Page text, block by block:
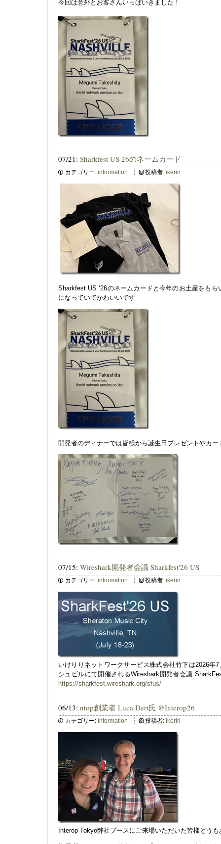
今回は意外とお客さんいっぱいきました！
07/21: Sharkfest US 26のネームカード
カテゴリー: information 投稿者: ikeriri
Sharkfest US ‘26のネームカードと今年のお土産をも
になっていてかわいいです
開発者のディナーでは皆様から誕生日プレゼントやカ
07/15: Wireshark開発者会議 Sharkfest'26 US
カテゴリー: information 投稿者: ikeriri
いけりりネットワークサービス株式会社竹下は2026年7
シュビルにて開催されるWireshark開発者会議
https://sharkfest.wireshark.org/sfus/
06/13: ntop創業者 Luca Deri氏 @Interop26
カテゴリー: information 投稿者: ikeriri
Interop Tokyo弊社ブースにご来場いただいた皆様どう